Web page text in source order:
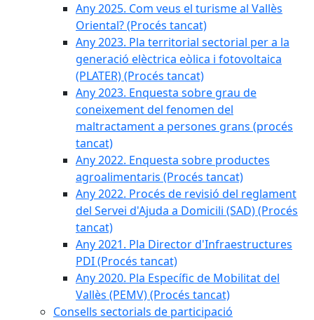
Any 2025. Com veus el turisme al Vallès
Oriental? (Procés tancat)
Any 2023. Pla territorial sectorial per a la
generació elèctrica eòlica i fotovoltaica
(PLATER) (Procés tancat)
Any 2023. Enquesta sobre grau de
coneixement del fenomen del
maltractament a persones grans (procés
tancat)
Any 2022. Enquesta sobre productes
agroalimentaris (Procés tancat)
Any 2022. Procés de revisió del reglament
del Servei d'Ajuda a Domicili (SAD) (Procés
tancat)
Any 2021. Pla Director d'Infraestructures
PDI (Procés tancat)
Any 2020. Pla Específic de Mobilitat del
Vallès (PEMV) (Procés tancat)
Consells sectorials de participació